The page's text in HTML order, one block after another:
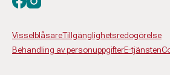
VisselblåsareTillgänglighetsredogörelse
Behandling av personuppgifterE-tjänsten